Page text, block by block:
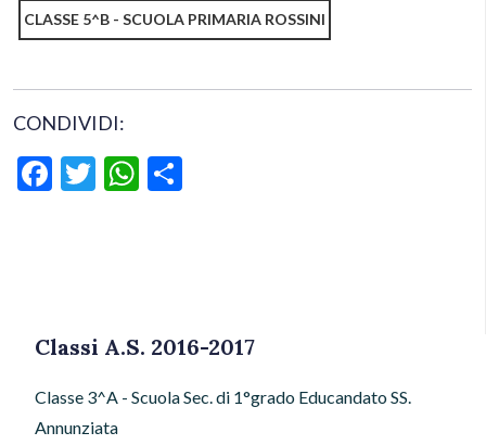
CLASSE 5^B - SCUOLA PRIMARIA ROSSINI
CONDIVIDI:
Facebook
TwitterWhatsApp
Classi A.S. 2016-2017
Classe 3^A - Scuola Sec. di 1°grado Educandato SS.
Annunziata